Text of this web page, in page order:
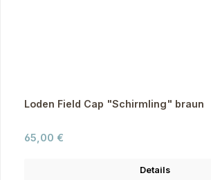
Loden Field Cap "Schirmling" braun
Regulärer Preis:
65,00 €
Details